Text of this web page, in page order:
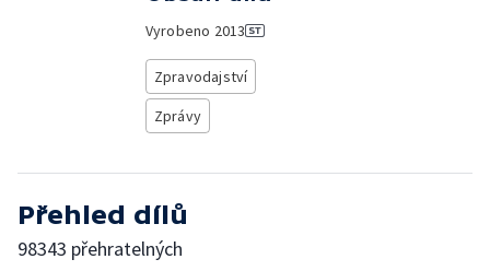
Vyrobeno 2013
Zpravodajství
Zprávy
Přehled dílů
98343 přehratelných